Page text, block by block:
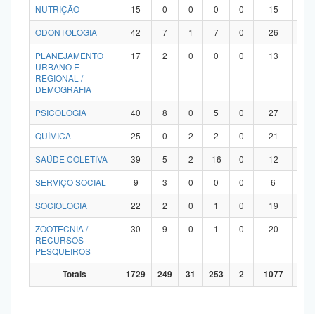
NUTRIÇÃO 15 0 0 0 0 15
ODONTOLOGIA
42 7 1 7 0 26
PLANEJAMENTO
URBANO E
REGIONAL /
DEMOGRAFIA
17 2 0 0 0 13
PSICOLOGIA 40 8 0 5 0 27
QUÍMICA
25 0 2 2 0 21
SAÚDE COLETIVA
39 5 2 16 0 12
SERVIÇO SOCIAL
9 3 0 0 0 6
SOCIOLOGIA
22 2 0 1 0 19
ZOOTECNIA /
RECURSOS
PESQUEIROS
30 9 0 1 0 20
Totais 1729 249 31 253 2 1077